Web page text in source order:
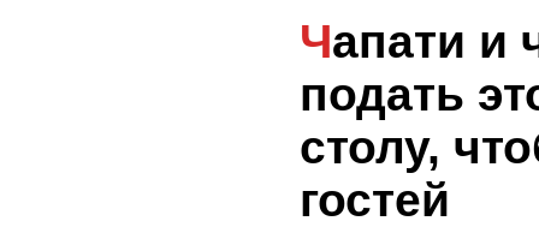
Чапати и чатни: как
подать
столу,
гостей